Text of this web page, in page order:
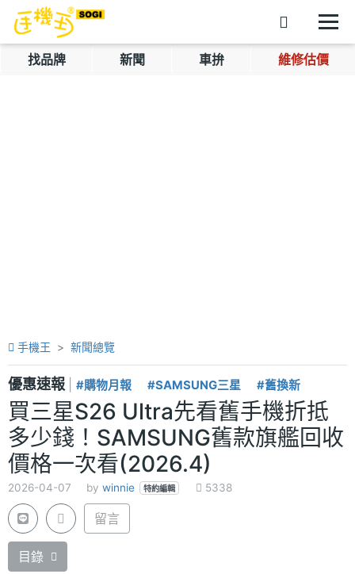
找品牌 新聞 車拚 維修估價
手機王 新聞總覽
優惠速報 #購物月報 #SAMSUNG三星 #舊換新
買三星S26 Ultra先看舊手機折抵
多少錢！SAMSUNG舊款旗艦回收
價格一次看(2026.4)
2026-04-07 by winnie 特約編輯 5338
留言
目錄